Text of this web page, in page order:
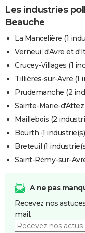
Dictionnaire
Biographies
Citations
Expressions
Proverbes
PROGRAMME TV
COPAINS D'AVANT
AVIS DE DÉCÈS
FORUM
Les industries
Beauche
La Mancelière (1
Verneuil d'Avre et
Crucey-Villages (1
Tillières-sur-Avre (1
Prudemanche (2
Sainte-Marie-d'Attez
Maillebois (2
Bourth (1
Breteuil (1
Saint-Rémy-sur-
A ne pas
Recevez nos
mail.